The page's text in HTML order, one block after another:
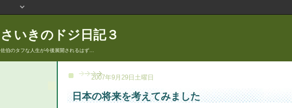
さいきのドジ日記３
佐伯のタフな人生が今後展開されるはず…
2007年9月29日土曜日
日本の将来を考えてみました